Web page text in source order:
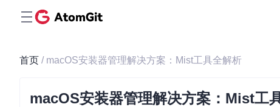
首页 / macOS安装器管理解决方案：Mist工具全解析
macOS安装器管理解决方案：Mist工